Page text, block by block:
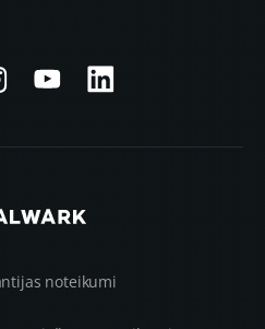
noteikumi